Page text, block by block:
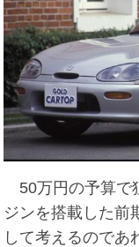
50万円の予算で
ジンを搭載した前
して考えるのであ